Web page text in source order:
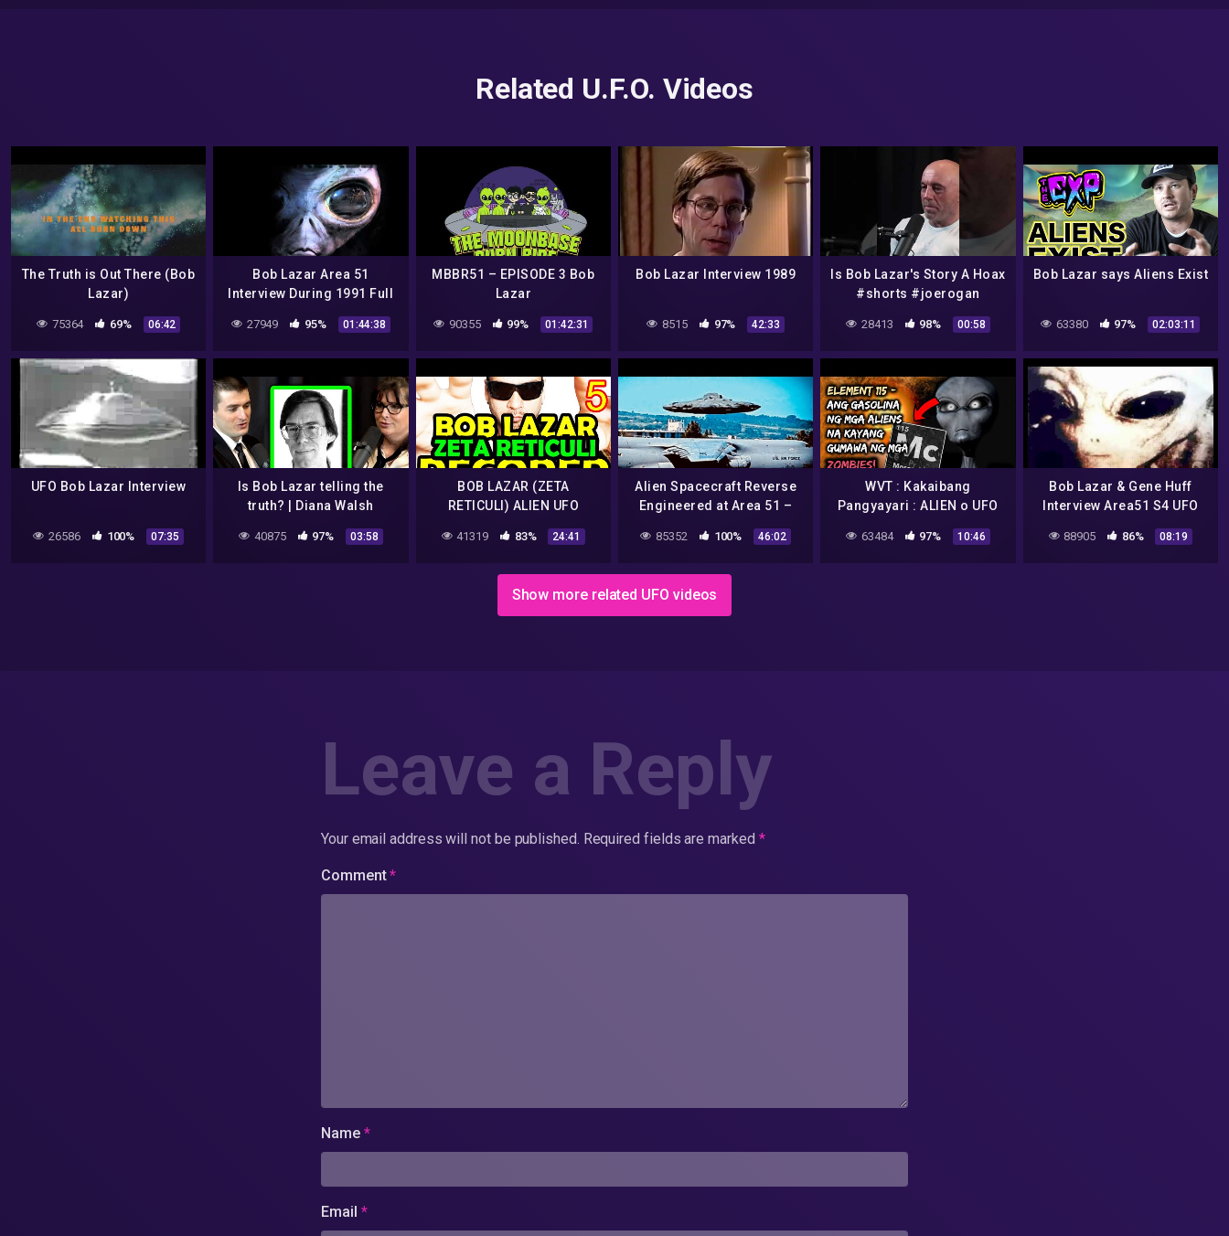
Related U.F.O. Videos
The Truth is Out There (Bob
Lazar)
75364 69% 06:42
Bob Lazar Area 51
Interview During 1991 Full
27949 95% 01:44:38
MBBR51 – EPISODE 3 Bob
Lazar
90355 99% 01:42:31
Bob Lazar Interview 1989
8515 97% 42:33
Is Bob Lazar's Story A Hoax
#shorts #joerogan
28413 98% 00:58
Bob Lazar says Aliens Exist
63380 97% 02:03:11
UFO Bob Lazar Interview
26586 100% 07:35
Is Bob Lazar telling the
truth? | Diana Walsh
40875 97% 03:58
BOB LAZAR (ZETA
RETICULI) ALIEN UFO
41319 83% 24:41
Alien Spacecraft Reverse
Engineered at Area 51 –
Documentary
85352 100% 46:02
WVT : Kakaibang
Pangyayari : ALIEN o UFO
What’s Viral Today
63484 97% 10:46
Bob Lazar & Gene Huff
Interview Area51 S4 UFO
88905 86% 08:19
Show more related UFO videos
Leave a Reply
Your email address will not be published. Required fields are marked *
Comment*
Name *
Email *